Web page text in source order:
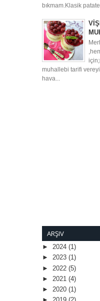
bıkmam.Klasik
muhallebi tarifi
hava...
ARŞIV
► 2024 (1)
► 2023 (1)
► 2022 (5)
► 2021 (4)
► 2020 (1)